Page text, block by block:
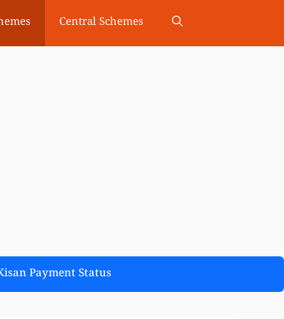
Central Schemes
Payment Status